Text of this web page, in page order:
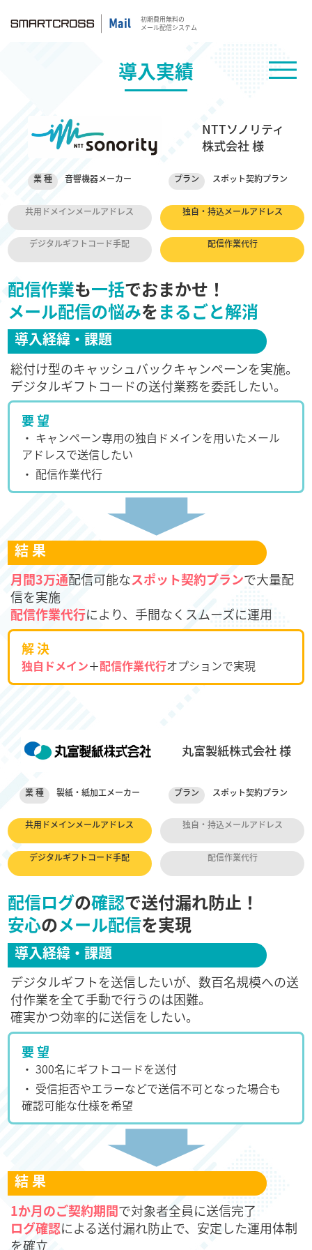
初期費用無料の
メール配信システム
導入実績
NTTソノリティ
株式会社 様
業 種 音響機器メーカー プラン スポット契約プラン
共用ドメインメールアドレス 独自・持込メールアドレス
デジタルギフトコード手配 配信作業代行
配信作業も一括でおまかせ！
メール配信の悩みをまるごと解消
導入経緯・課題
総付け型のキャッシュバックキャンペーンを実施。
デジタルギフトコードの送付業務を委託したい。
要 望
・ キャンペーン専用の独自ドメインを用いたメール
アドレスで送信したい
・ 配信作業代行
結 果
月間3万通配信可能なスポット契約プランで大量配
信を実施
配信作業代行により、手間なくスムーズに運用
解 決
独自ドメイン＋配信作業代行オプションで実現
丸富製紙株式会社 様
業 種 製紙・紙加工メーカー プラン スポット契約プラン
共用ドメインメールアドレス 独自・持込メールアドレス
デジタルギフトコード手配 配信作業代行
配信ログの確認で送付漏れ防止！
安心のメール配信を実現
導入経緯・課題
デジタルギフトを送信したいが、数百名規模への送
付作業を全て手動で行うのは困難。
確実かつ効率的に送信をしたい。
要 望
・ 300名にギフトコードを送付
・ 受信拒否やエラーなどで送信不可となった場合も
確認可能な仕様を希望
結 果
1か月のご契約期間で対象者全員に送信完了
ログ確認による送付漏れ防止で、安定した運用体制
を確立